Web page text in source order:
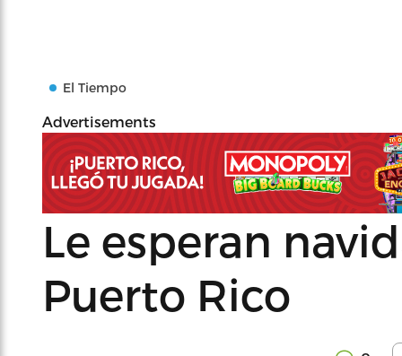
El Tiempo
Advertisements
Le esperan
Puerto Rico